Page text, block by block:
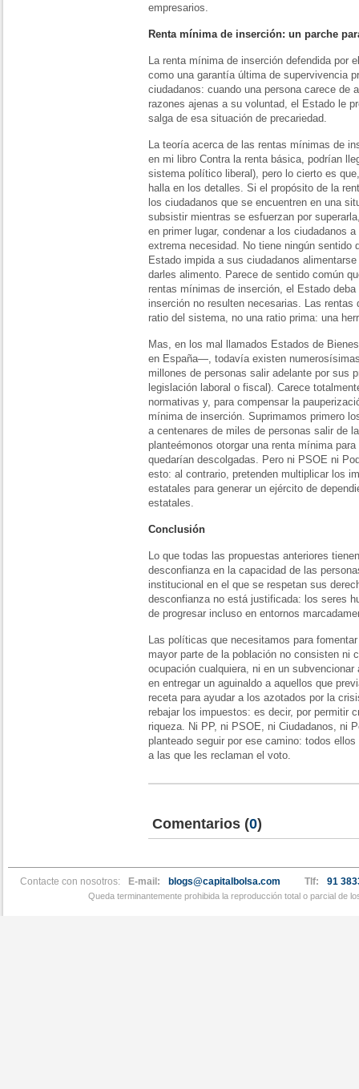
empresarios.
Renta mínima de inserción: un parche
La renta mínima de inserción defendida por
como una garantía última de supervivencia
ciudadanos: cuando una persona carece de
razones ajenas a su voluntad, el Estado le
salga de esa situación de precariedad.
La teoría acerca de las rentas mínimas de
en mi libro Contra la renta básica, podrían
sistema político liberal), pero lo cierto es
halla en los detalles. Si el propósito de la
los ciudadanos que se encuentren en una
subsistir mientras se esfuerzan por
en primer lugar, condenar a los ciudadanos
extrema necesidad. No tiene ningún sentido
Estado impida a sus ciudadanos
darles alimento. Parece de sentido común
rentas mínimas de inserción, el Estado
inserción no resulten necesarias. Las rentas
ratio del sistema, no una ratio prima: una
Mas, en los mal llamados Estados de
en España—, todavía existen
millones de personas salir adelante por sus
legislación laboral o fiscal). Carece
normativas y, para compensar la
mínima de inserción. Suprimamos primero
a centenares de miles de personas salir de
planteémonos otorgar una renta mínima
quedarían descolgadas. Pero ni PSOE ni
esto: al contrario, pretenden multiplicar los
estatales para generar un ejército de
estatales.
Conclusión
Lo que todas las propuestas anteriores
desconfianza en la capacidad de las
institucional en el que se respetan sus
desconfianza no está justificada: los seres
de progresar incluso en entornos
Las políticas que necesitamos para
mayor parte de la población no consisten ni
ocupación cualquiera, ni en un
en entregar un aguinaldo a aquellos que
receta para ayudar a los azotados por la
rebajar los impuestos: es decir, por permitir
riqueza. Ni PP, ni PSOE, ni Ciudadanos, ni
planteado seguir por ese camino: todos
a las que les reclaman el voto.
Comentarios (0)
Contacte con nosotros: E-mail: blogs@capitalbolsa.com Tlf: 91
Queda terminantemente prohibida la reproducción total o parcial de